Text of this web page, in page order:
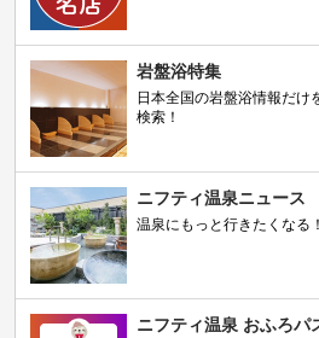
岩盤浴特集
日本全国の岩盤浴情報だけ
検索！
ニフティ温泉ニュース
温泉にもっと行きたくなる
ニフティ温泉 おふろパ